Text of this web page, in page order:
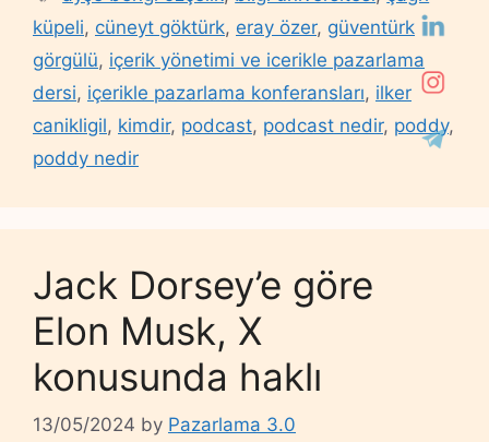
küpeli, cüneyt göktürk, eray özer, güventürk
görgülü, içerik yönetimi ve icerikle pazarlama
dersi, içerikle pazarlama konferansları, ilker
canikligil, kimdir, podcast, podcast nedir, poddy,
poddy nedir
Jack Dorsey’e göre
Elon Musk, X
konusunda haklı
13/05/2024 by Pazarlama 3.0